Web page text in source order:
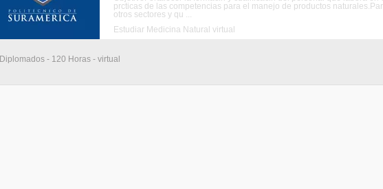
prcticas de las competencias para el manejo de productos
otros sectores y qu ...
Estudiar Medicina Natural virtual
Diplomados - 120 Horas - virtual